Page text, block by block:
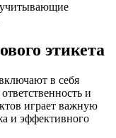
этикета
в себя
и
играет важную
и эффективного